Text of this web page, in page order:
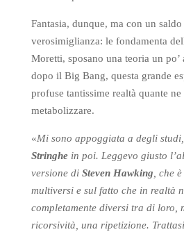
Fantasia, dunque, ma con un
verosimiglianza: le fondamenta
Moretti, sposano una teoria un
dopo il Big Bang, questa grande
profuse tantissime realtà quante ne
metabolizzare.
«Mi sono appoggiata a degli
Stringhein poi. Leggevo giusto
versione di Steven Hawking, che
multiversi e sul fatto che in realtà
completamente diversi tra di loro,
ricorsività, una ripetizione.